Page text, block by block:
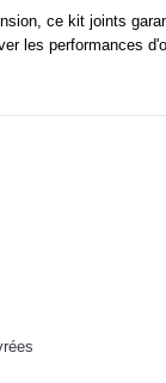
ce kit joints
les performances